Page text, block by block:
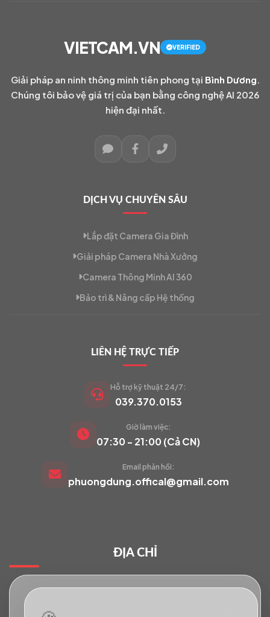
VIETCAM.VN
Đang trực tuyến
VIETCAM.VN VERIFIED
Giải pháp an ninh thông minh tiên phong tại Bình Dương
Chúng tôi bảo vệ giá trị của bạn bằng công nghệ AI 2026
hiện đại nhất.
DỊCH VỤ CHUYÊN SÂU
Lắp đặt Camera Gia Đình
Giải pháp Camera Nhà Xưởng
Camera Thông Minh AI 360
Bảo trì & Nâng cấp Hệ thống
LIÊN HỆ TRỰC TIẾP
Hỗ trợ kỹ thuật 24/7:
039.370.0153
Giờ làm việc:
07:30 - 21:00 (Cả CN)
Email phản hồi:
phuongdung.offical@gmail.com
ĐỊA CHỈ